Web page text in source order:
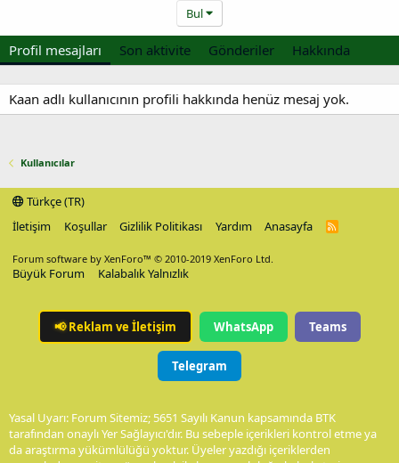
Bul
Profil mesajları Son aktivite Gönderiler Hakkında
Kaan adlı kullanıcının profili hakkında henüz mesaj yok.
Kullanıcılar
Türkçe (TR)
İletişim
Koşullar Gizlilik Politikası Yardım Anasayfa
R
Forum software by XenForo™ © 2010-2019 XenForo Ltd.
Büyük Forum Kalabalık Yalnızlık
📢Reklam ve İletişim WhatsApp Teams
Telegram
Yasal Uyarı: Forum Sitemiz; 5651 Sayılı Kanun kapsamında BTK
tarafından onaylı Yer Sağlayıcı'dır. Bu sebeple içerikleri kontrol etme ya
da araştırma yükümlülüğü yoktur. Üyeler yazdığı içeriklerden